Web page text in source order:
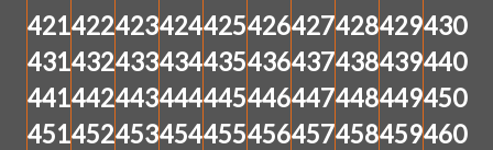
421422423424425426427428429430
431432433434435436437438439440
441442443444445446447448449450
451452453454455456457458459460